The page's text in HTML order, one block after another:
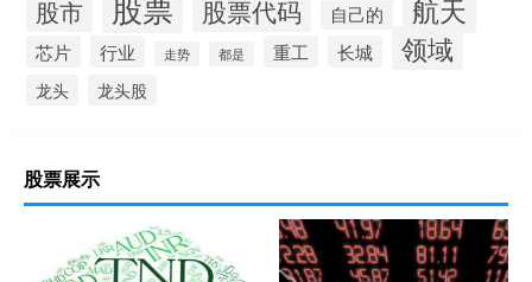
股市 股票代码 自己的 航天
芯片 行业 走势 都是 重工 长城 领域
龙头 龙头股
股票展示